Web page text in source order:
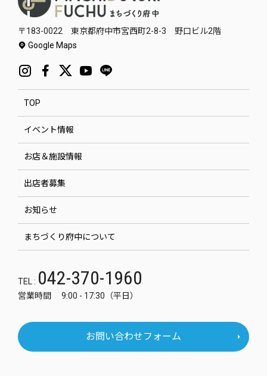
〒183-0022 東京都府中市宮西町2-8-3 野口ビル2階
Google Maps
TOP
イベント情報
お店＆施設情報
出店者募集
お知らせ
まちづくり府中について
TEL : 042-370-1960
営業時間 9:00 - 17:30（平日）
お問い合わせフォーム